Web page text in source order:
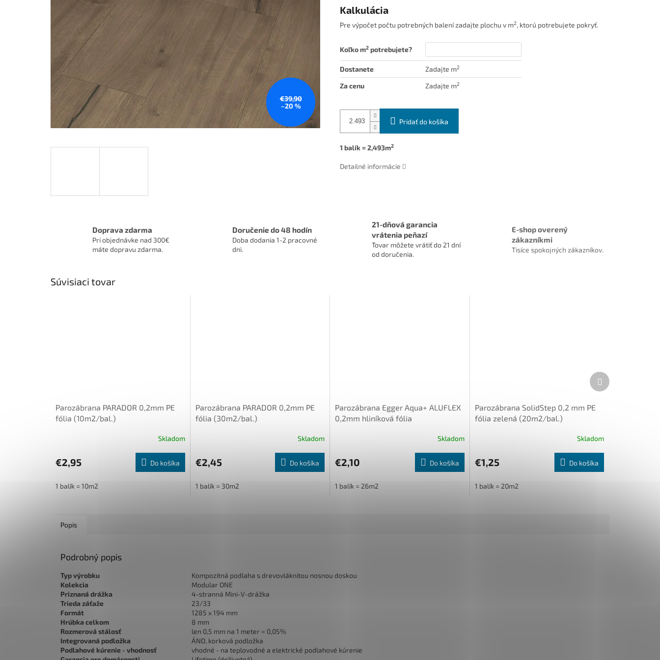
€39,90
–20 %
Kalkulácia
Pre výpočet počtu potrebných balení zadajte plochu v m2, ktorú potrebujete pokryť.
Koľko m2 potrebujete?
Dostanete Zadajte m2
Za cenu Zadajte m2
Pridať do košíka
1 balík = 2,493m2
Detailné informácie
Doprava zdarma
Pri objednávke nad 300€
máte dopravu zdarma.
Doručenie do 48 hodín
Doba dodania 1-2 pracovné
dni.
21-dňová garancia
vrátenia peňazí
Tovar môžete vrátiť do 21 dní
od doručenia.
E-shop overený
zákazníkmi
Tisíce spokojných zákazníkov.
Súvisiaci tovar
Parozábrana PARADOR 0,2mm PE
fólia (10m2/bal.)
Skladom
€2,95 Do košíka
1 balík = 10m2
Parozábrana PARADOR 0,2mm PE
fólia (30m2/bal.)
Skladom
€2,45 Do košíka
1 balík = 30m2
Parozábrana Egger Aqua+ ALUFLEX
0,2mm hliníková fólia
Skladom
€2,10 Do košíka
1 balík = 26m2
Parozábrana SolidStep 0,2 mm PE
fólia zelená (20m2/bal.)
Skladom
€1,25 Do košíka
1 balík = 20m2
Ďalší
produkt
Popis
Podrobný popis
Typ výrobku
Kompozitná podlaha s drevovláknitou nosnou doskou
Kolekcia
Modular ONE
Priznaná drážka
4-stranná Mini-V-drážka
Trieda záťaže
23/33
Formát
1285 x 194 mm
Hrúbka celkom
8 mm
Rozmerová stálosť
len 0,5 mm na 1 meter = 0,05%
Integrovaná podložka
ÁNO, korková podložka
Podlahové kúrenie - vhodnosť
vhodné - na teplovodné a elektrické podlahové kúrenie